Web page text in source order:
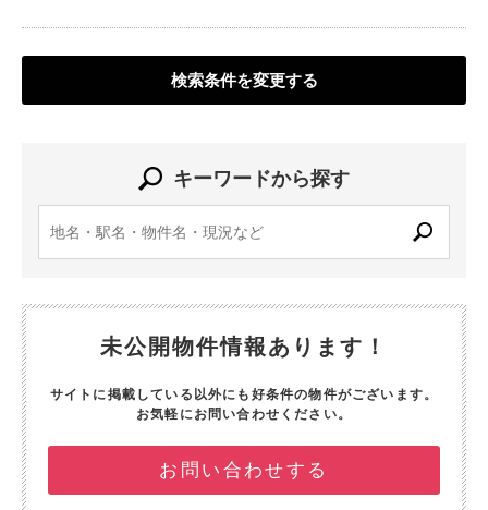
検索条件を変更する
キーワードから探す
未公開物件情報あります！
サイトに掲載している以外にも好条件の物件がございます。
お気軽にお問い合わせください。
お問い合わせする